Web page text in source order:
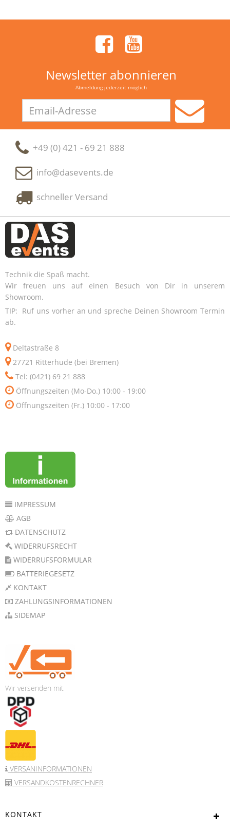
Newsletter abonnieren
Abmeldung jederzeit möglich
Adresse
+49 (0) 421 - 69 21 888
info@dasevents.de
schneller Versand
Technik die Spaß macht.
Wir freuen uns auf einen Besuch von Dir in unserem
Showroom.
TIP: Ruf uns vorher an und spreche Deinen Showroom Termin
ab.
Deltastraße 8
27721 Ritterhude (bei Bremen)
Tel: (0421) 69 21 888
Öffnungszeiten (Mo-Do.) 10:00 - 19:00
Öffnungszeiten (Fr.) 10:00 - 17:00
IMPRESSUM
AGB
DATENSCHUTZ
WIDERRUFSRECHT
WIDERRUFSFORMULAR
BATTERIEGESETZ
KONTAKT
ZAHLUNGSINFORMATIONEN
SIDEMAP
Wir versenden mit
VERSANINFORMATIONEN
VERSANDKOSTENRECHNER
KONTAKT